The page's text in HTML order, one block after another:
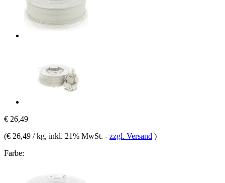
€ 26,49
(€ 26,49 / kg, inkl. 21% MwSt. - zzgl. Versand )
Farbe: